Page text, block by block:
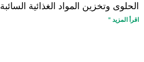
الحلوى وتخزين المواد الغذائية السائبة
اقرأ المزيد "